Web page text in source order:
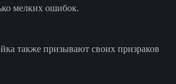
мелких ошибок.
также призывают своих призраков